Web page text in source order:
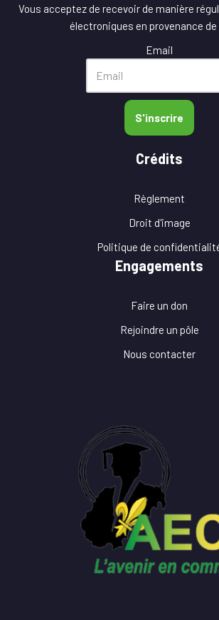
Vous acceptez de recevoir de manière
électroniques en provenance de
Email
S'inscrire
Crédits
Règlement
Droit d'image
Politique de
Engagements
Faire un don
Rejoindre un pôle
Nous contacter